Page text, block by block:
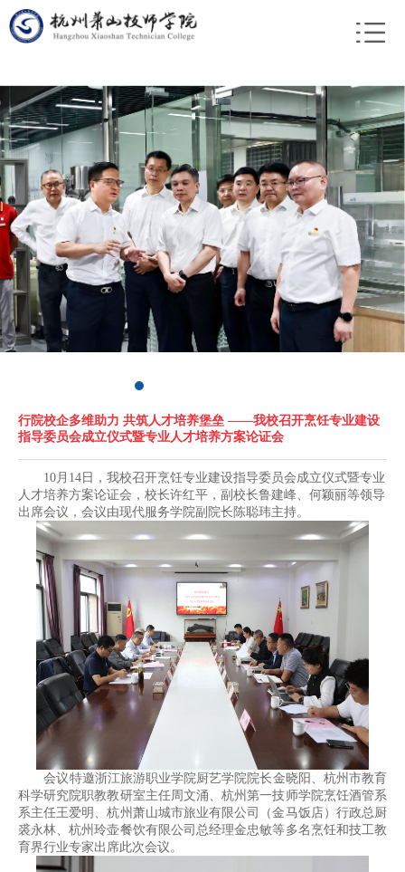
行院校企多维助力 共筑人才培养堡垒 ——我校召开烹饪专业建设
指导委员会成立仪式暨专业人才培养方案论证会
10月14日，我校召开烹饪专业建设指导委员会成立仪式暨专业
人才培养方案论证会，校长许红平，副校长鲁建峰、何颖丽等领导
出席会议，会议由现代服务学院副院长陈聪玮主持。
会议特邀浙江旅游职业学院厨艺学院院长金晓阳、杭州市教育
科学研究院职教教研室主任周文涌、杭州第一技师学院烹饪酒管系
系主任王爱明、杭州萧山城市旅业有限公司（金马饭店）行政总厨
裘永林、杭州玲壶餐饮有限公司总经理金忠敏等多名烹饪和技工教
育界行业专家出席此次会议。